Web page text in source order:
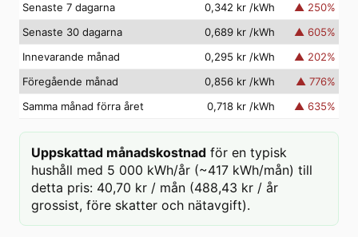
Senaste 7 dagarna
0,342 kr /kWh ▲ 250%
Senaste 30 dagarna
0,689 kr /kWh ▲ 605%
Innevarande månad
0,295 kr /kWh ▲ 202%
Föregående månad
0,856 kr /kWh ▲ 776%
Samma månad förra året
0,718 kr /kWh ▲ 635%
Uppskattad månadskostnad för en typisk
hushåll med 5 000 kWh/år (~417 kWh/mån) till
detta pris: 40,70 kr / mån (488,43 kr / år
grossist, före skatter och nätavgift).